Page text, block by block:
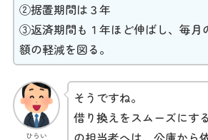
②据置期間は３年
③返済期間も１年ほど伸ばし、毎月
額の軽減を図る。
ひらい
そうですね。
借り換えをスムーズにす